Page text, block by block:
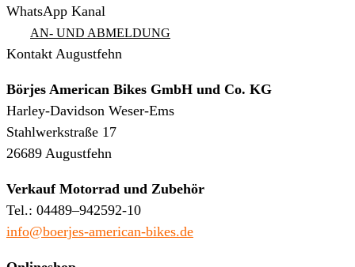
WhatsApp Kanal
AN- UND ABMELDUNG
Kontakt Augustfehn
Börjes American Bikes GmbH und Co. KG
Harley-Davidson Weser-Ems
Stahlwerkstraße 17
26689 Augustfehn
Verkauf Motorrad und Zubehör
Tel.: 04489–942592-10
info@boerjes-american-bikes.de